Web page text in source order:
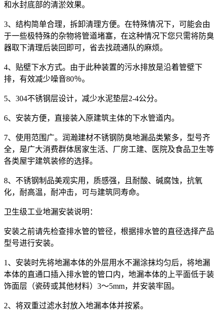
和水封底部的清淤效果。
3、结构简单合理，拆卸清理方便。在特殊情况下，可能会由
于一些极特殊的杂物将管道堵塞，在这种情况下您只需将防臭
器取下清理后装回即可，省去找疏通队的麻烦。
4、贴壁下水方式。由于此种装置的污水排放是沿着管壁下
排，有效减少噪音80％。
5、304不锈钢层设计，减少水泥垫层2-4公分。
6、安装方便，直接装入原建筑主体的下水管道内。
7、使用范围广。润瀚建材不锈钢防臭地漏品类繁多，型号齐
全，是广大消费群体居家生活、厂房工建、医院及食品卫生等
各类屋宇建筑装修的选择。
8、不锈钢制品美观实用，质感强，且耐酸、碱腐蚀，抗氧
化，耐高温，耐冲击，可与建筑同寿命。
卫生级工业地漏安装说明：
安装之前请先检查排水管的管径，根据排水管的直径选择产品
型号进行安装。
1、安装时先将地漏本体的外层用水不漏涂抹均匀后，将地漏
本体的直通口插入排水管的管口内，地漏本体的上平面低于装
饰面层（瓷砖或其他材料）3～5mm，并安装牢固。
2、将双重过滤水封放入地漏本体并按紧。